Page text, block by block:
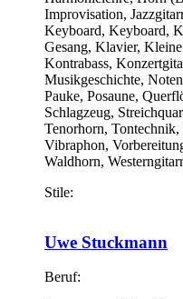
Improvisation,
Keyboard, Keyboard,
Gesang, Klavier,
Kontrabass,
Musikgeschichte,
Pauke, Posaune,
Schlagzeug,
Tenorhorn, Tontechnik,
Vibraphon,
Waldhorn,
Stile:
Uwe Stuckmann
Beruf: